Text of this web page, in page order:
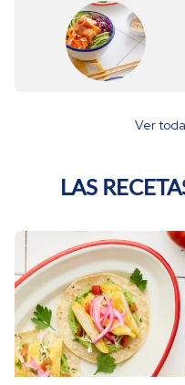
Ver
LAS